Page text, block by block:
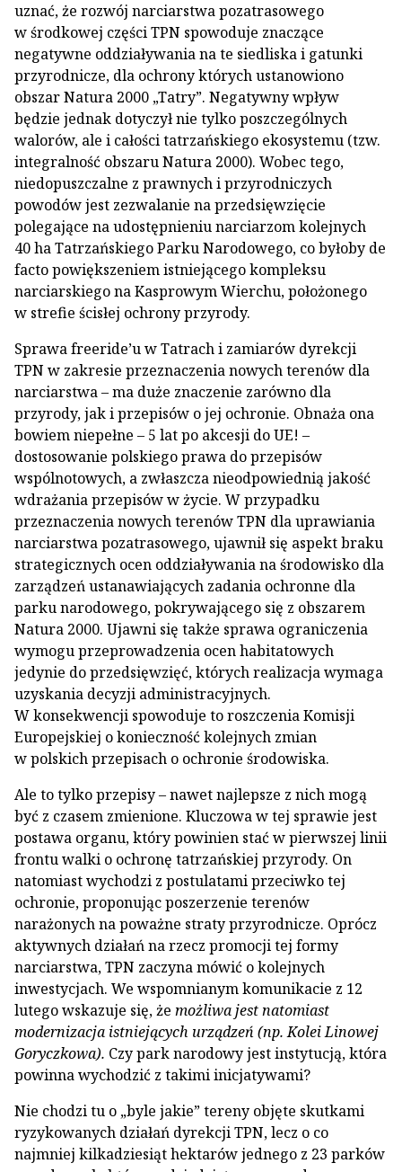
uznać, że rozwój narciarstwa pozatrasowego
w środkowej części TPN spowoduje znaczące
negatywne oddziaływania na te siedliska i gatunki
przyrodnicze, dla ochrony których ustanowiono
obszar Natura 2000 „Tatry”. Negatywny wpływ
będzie jednak dotyczył nie tylko poszczególnych
walorów, ale i całości tatrzańskiego ekosystemu (tzw.
integralność obszaru Natura 2000). Wobec tego,
niedopuszczalne z prawnych i przyrodniczych
powodów jest zezwalanie na przedsięwzięcie
polegające na udostępnieniu narciarzom kolejnych
40 ha Tatrzańskiego Parku Narodowego, co byłoby de
facto powiększeniem istniejącego kompleksu
narciarskiego na Kasprowym Wierchu, położonego
w strefie ścisłej ochrony przyrody.
Sprawa freeride’u w Tatrach i zamiarów dyrekcji
TPN w zakresie przeznaczenia nowych terenów dla
narciarstwa – ma duże znaczenie zarówno dla
przyrody, jak i przepisów o jej ochronie. Obnaża ona
bowiem niepełne – 5 lat po akcesji do UE! –
dostosowanie polskiego prawa do przepisów
wspólnotowych, a zwłaszcza nieodpowiednią jakość
wdrażania przepisów w życie. W przypadku
przeznaczenia nowych terenów TPN dla uprawiania
narciarstwa pozatrasowego, ujawnił się aspekt braku
strategicznych ocen oddziaływania na środowisko dla
zarządzeń ustanawiających zadania ochronne dla
parku narodowego, pokrywającego się z obszarem
Natura 2000. Ujawni się także sprawa ograniczenia
wymogu przeprowadzenia ocen habitatowych
jedynie do przedsięwzięć, których realizacja wymaga
uzyskania decyzji administracyjnych.
W konsekwencji spowoduje to roszczenia Komisji
Europejskiej o konieczność kolejnych zmian
w polskich przepisach o ochronie środowiska.
Ale to tylko przepisy – nawet najlepsze z nich mogą
być z czasem zmienione. Kluczowa w tej sprawie jest
postawa organu, który powinien stać w pierwszej linii
frontu walki o ochronę tatrzańskiej przyrody. On
natomiast wychodzi z postulatami przeciwko tej
ochronie, proponując poszerzenie terenów
narażonych na poważne straty przyrodnicze. Oprócz
aktywnych działań na rzecz promocji tej formy
narciarstwa, TPN zaczyna mówić o kolejnych
inwestycjach. We wspomnianym komunikacie z 12
lutego wskazuje się, że możliwa jest natomiast
modernizacja istniejących urządzeń (np. Kolei Linowej
Goryczkowa). Czy park narodowy jest instytucją, która
powinna wychodzić z takimi inicjatywami?
Nie chodzi tu o „byle jakie” tereny objęte skutkami
ryzykowanych działań dyrekcji TPN, lecz o co
najmniej kilkadziesiąt hektarów jednego z 23 parków